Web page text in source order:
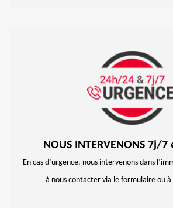
NOUS INTERVENONS 7j/
En cas d’urgence, nous intervenons dans
à nous contacter via le formulaire ou à